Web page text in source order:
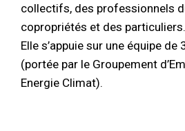
collectifs, des professionnels
copropriétés et des particuliers.
Elle s’appuie sur une équipe de
(portée par le Groupement
Energie Climat).